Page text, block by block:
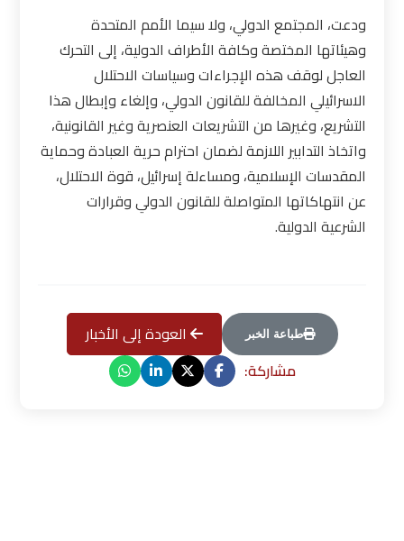
ودعت، المجتمع الدولي، ولا سيما الأمم المتحدة
وهيئاتها المختصة وكافة الأطراف الدولية، إلى التحرك
العاجل لوقف هذه الإجراءات وسياسات الاحتلال
الاسرائيلي المخالفة للقانون الدولي، وإلغاء وإبطال هذا
التشريع، وغيرها من التشريعات العنصرية وغير القانونية،
واتخاذ التدابير اللازمة لضمان احترام حرية العبادة وحماية
المقدسات الإسلامية، ومساءلة إسرائيل، قوة الاحتلال،
عن انتهاكاتها المتواصلة للقانون الدولي وقرارات
الشرعية الدولية.
العودة إلى الأخبار طباعة الخبر
مشاركة: